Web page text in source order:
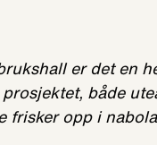
er det en
både
frisker opp i